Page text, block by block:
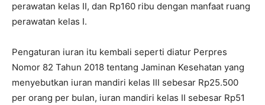
perawatan kelas II, dan Rp160 ribu dengan manfaat ruang
perawatan kelas I.
Pengaturan iuran itu kembali seperti diatur Perpres
Nomor 82 Tahun 2018 tentang Jaminan Kesehatan yang
menyebutkan iuran mandiri kelas III sebesar Rp25.500
per orang per bulan, iuran mandiri kelas II sebesar Rp51